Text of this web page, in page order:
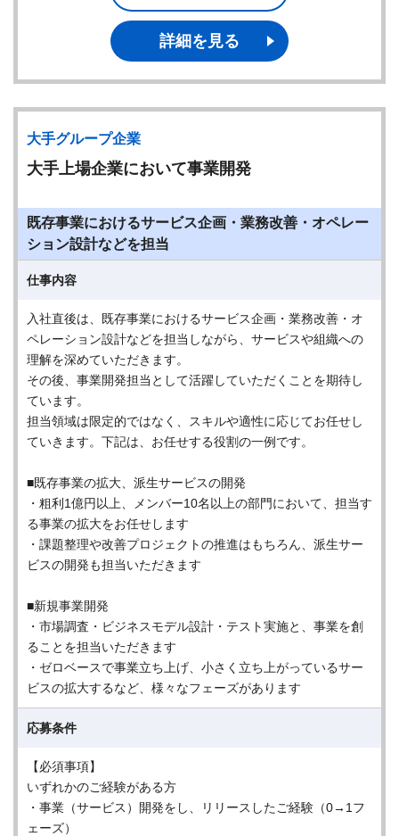
詳細を見る
大手グループ企業
大手上場企業において事業開発
既存事業におけるサービス企画・業務改善・オペレー
ション設計などを担当
仕事内容
入社直後は、既存事業におけるサービス企画・業務改善・オ
ペレーション設計などを担当しながら、サービスや組織への
理解を深めていただきます。
その後、事業開発担当として活躍していただくことを期待し
ています。
担当領域は限定的ではなく、スキルや適性に応じてお任せし
ていきます。下記は、お任せする役割の一例です。
■既存事業の拡大、派生サービスの開発
・粗利1億円以上、メンバー10名以上の部門において、担当す
る事業の拡大をお任せします
・課題整理や改善プロジェクトの推進はもちろん、派生サー
ビスの開発も担当いただきます
■新規事業開発
・市場調査・ビジネスモデル設計・テスト実施と、事業を創
ることを担当いただきます
・ゼロベースで事業立ち上げ、小さく立ち上がっているサー
ビスの拡大するなど、様々なフェーズがあります
応募条件
【必須事項】
いずれかのご経験がある方
・事業（サービス）開発をし、リリースしたご経験（0→1フ
ェーズ）